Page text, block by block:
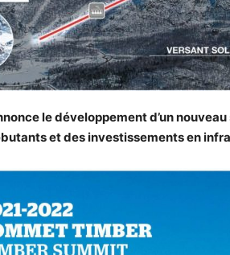
le développement d’un
et des investissements en